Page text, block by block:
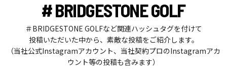
# BRIDGESTONE GOLF
＃BRIDGESTONE GOLFなど関連ハッシュタグを付けて
投稿いただいた中から、素敵な投稿をご紹介します。
（当社公式Instagramアカウント、当社契約プロのInstagramアカ
ウント等の投稿も含みます）